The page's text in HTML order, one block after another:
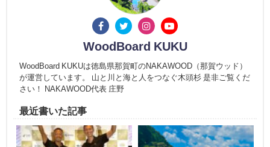
WoodBoard KUKU
WoodBoard KUKUは徳島県那賀町のNAKAWOOD（那賀ウッド）
が運営しています。 山と川と海と人をつなぐ木頭杉 是非ご覧くだ
さい！ NAKAWOOD代表 庄野
最近書いた記事